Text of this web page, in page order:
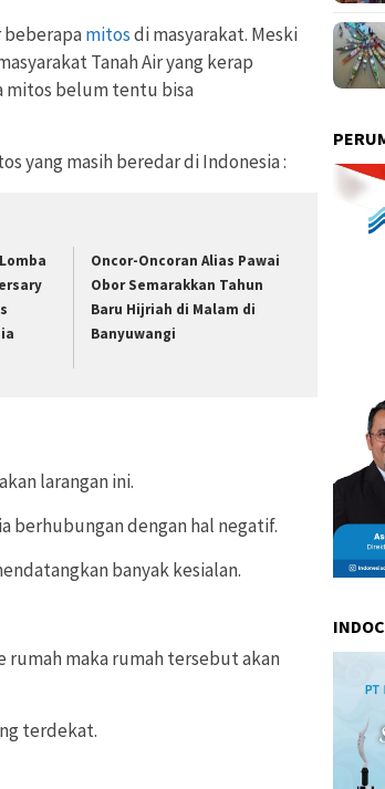
beberapamitosdi masyarakat. Meski
Tanah Air yang kerap
mitos belum tentu bisa
yang masih beredar di Indonesia :
Oncor-Oncoran Alias Pawai
Obor Semarakkan Tahun
Baru Hijriah di Malam di
Banyuwangi
larangan ini.
berhubungan dengan hal negatif.
banyak kesialan.
rumah maka rumah tersebut akan
terdekat.